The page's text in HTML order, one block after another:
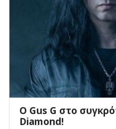
O Gus G στο
Diamond!